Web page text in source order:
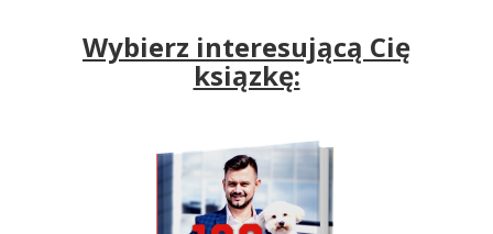
Wybierz interesującą Cię
ksiązkę: